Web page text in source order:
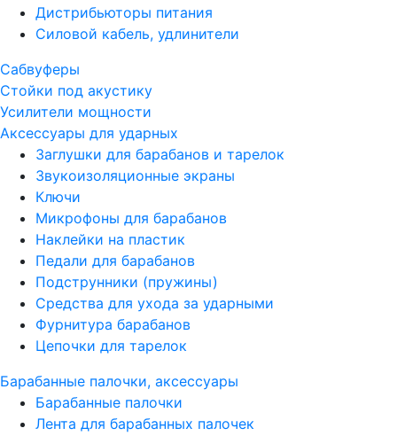
Дистрибьюторы питания
Силовой кабель, удлинители
Сабвуферы
Стойки под акустику
Усилители мощности
Аксессуары для ударных
Заглушки для барабанов и тарелок
Звукоизоляционные экраны
Ключи
Микрофоны для барабанов
Наклейки на пластик
Педали для барабанов
Подструнники (пружины)
Средства для ухода за ударными
Фурнитура барабанов
Цепочки для тарелок
Барабанные палочки, аксессуары
Барабанные палочки
Лента для барабанных палочек